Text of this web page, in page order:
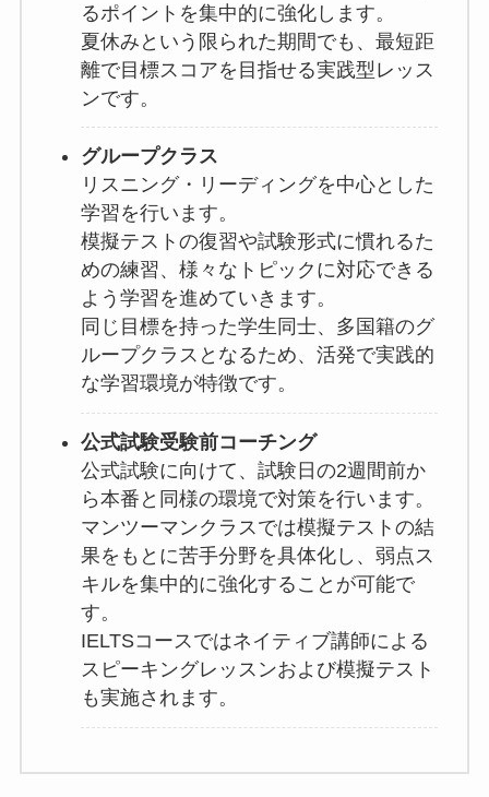
るポイントを集中的に強化します。
夏休みという限られた期間でも、最短距
離で目標スコアを目指せる実践型レッス
ンです。
グループクラス
リスニング・リーディングを中心とした
学習を行います。
模擬テストの復習や試験形式に慣れるた
めの練習、様々なトピックに対応できる
よう学習を進めていきます。
同じ目標を持った学生同士、多国籍のグ
ループクラスとなるため、活発で実践的
な学習環境が特徴です。
公式試験受験前コーチング
公式試験に向けて、試験日の2週間前か
ら本番と同様の環境で対策を行います。
マンツーマンクラスでは模擬テストの結
果をもとに苦手分野を具体化し、弱点ス
キルを集中的に強化することが可能で
す。
IELTSコースではネイティブ講師による
スピーキングレッスンおよび模擬テスト
も実施されます。